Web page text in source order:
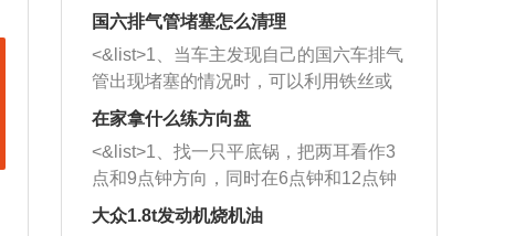
牌，但是中高低端的轮胎都有生产，这
也是为了更好的开拓市场。
国六排气管堵塞怎么清理
<&list>1、当车主发现自己的国六车排气
管出现堵塞的情况时，可以利用铁丝或
者是细棍，直接将杂物给取出来，如果
堵塞情况比较严重，也可以采取应急措
施。 <&list>2、直接利用木棍将所有的
杂物推到排气管里面的位置处，然后将
三元催化器拆解开，就可以将堵塞的东
在家拿什么练方向盘
<&list>1、找一只平底锅，把两耳看作3
点和9点钟方向，同时在6点钟和12点钟
方向做一个标记。 <&list>2、双手握住
大众1.8t发动机烧机油